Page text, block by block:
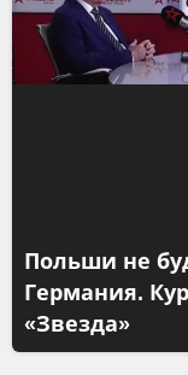
Польши не
Германия.
«Звезда»